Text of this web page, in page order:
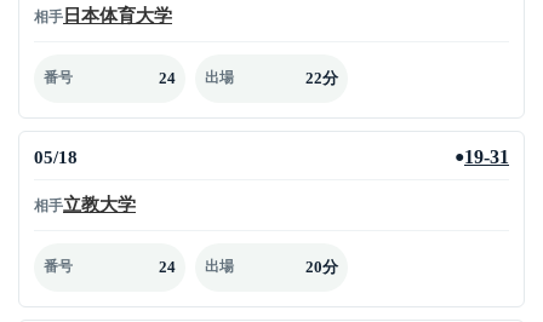
相手 日本体育大学
番号 24 出場 22分
05/18 ●19-31
相手立教大学
番号 24 出場 20分